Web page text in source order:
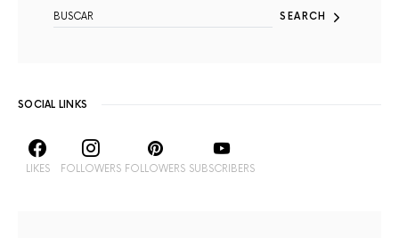
SEARCH
SOCIAL LINKS
LIKES FOLLOWERS FOLLOWERS SUBSCRIBERS